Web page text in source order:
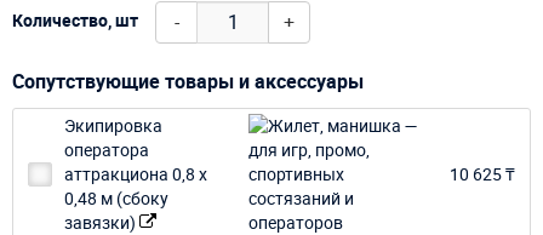
Количество, шт - +
Сопутствующие товары и аксессуары
Экипировка
оператора
аттракциона 0,8 х
0,48 м (сбоку
завязки)
10 625 ₸